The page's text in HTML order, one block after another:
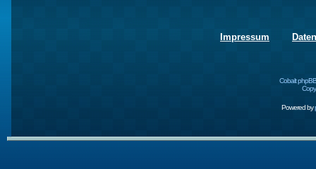
Impressum
Cobalt
Powered by